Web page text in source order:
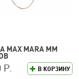
MAX MARA MM
В КОРЗИНУ
Р.